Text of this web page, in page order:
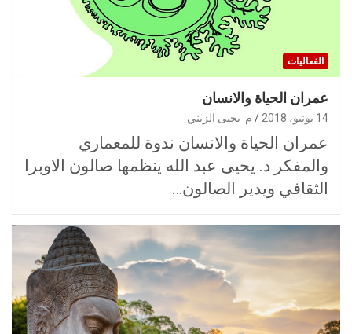
الفعاليات
عمران الحياة والانسان
14 يونيو، 2018 م. يحيى الزيني
عمران الحياة والانسان ندوة للمعماري
والمفكر د. يحيى عبد الله ينظمها صالون الاوبرا
الثقافي ويدير الصالون…